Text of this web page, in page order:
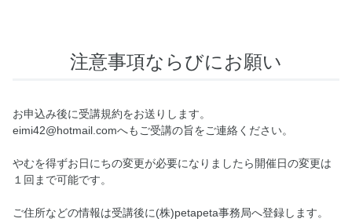
注意事項ならびにお願い
お申込み後に受講規約をお送りします。
eimi42@hotmail.comへもご受講の旨をご連絡ください。
やむを得ずお日にちの変更が必要になりましたら開催日の変更は
１回まで可能です。
ご住所などの情報は受講後に(株)petapeta事務局へ登録します。